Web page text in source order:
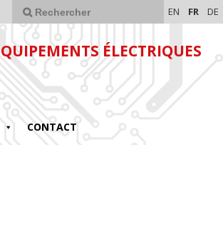
EN FR DE
ÉLECTRIQUES
CONTACT